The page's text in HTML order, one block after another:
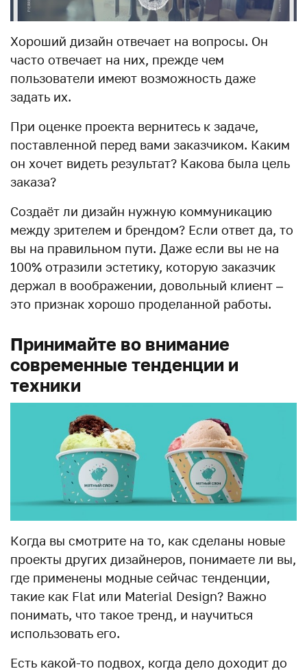
Хороший дизайн отвечает на вопросы. Он
часто отвечает на них, прежде чем
пользователи имеют возможность даже
задать их.
При оценке проекта вернитесь к задаче,
поставленной перед вами заказчиком. Каким
он хочет видеть результат? Какова была цель
заказа?
Создаёт ли дизайн нужную коммуникацию
между зрителем и брендом? Если ответ да, то
вы на правильном пути. Даже если вы не на
100% отразили эстетику, которую заказчик
держал в воображении, довольный клиент –
это признак хорошо проделанной работы.
Принимайте во внимание
современные тенденции и
техники
Когда вы смотрите на то, как сделаны новые
проекты других дизайнеров, понимаете ли вы,
где применены модные сейчас тенденции,
такие как Flat или Material Design? Важно
понимать, что такое тренд, и научиться
использовать его.
Есть какой-то подвох, когда дело доходит до